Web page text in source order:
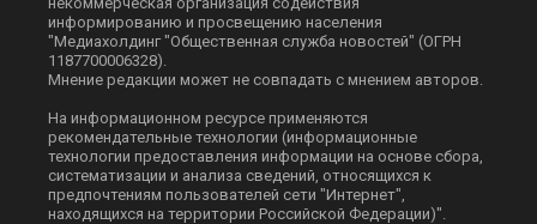
информированию и просвещению населения
"Медиахолдинг "Общественная служба новостей" (ОГРН
1187700006328).
Мнение редакции может не совпадать с мнением авторов.
На информационном ресурсе применяются
рекомендательные технологии (информационные
технологии предоставления информации на основе сбора,
систематизации и анализа сведений, относящихся к
предпочтениям пользователей сети "Интернет",
находящихся на территории Российской Федерации)".